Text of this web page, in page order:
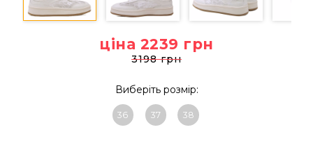
ціна 2239 грн
3198 грн
Виберіть розмір:
36 37 38